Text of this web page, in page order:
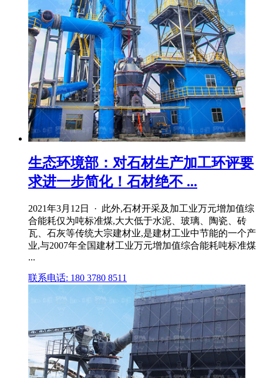
生态环境部：对石材生产加工环评要
求进一步简化！石材绝不 ...
2021年3月12日 · 此外,石材开采及加工业万元增加值综
合能耗仅为吨标准煤,大大低于水泥、玻璃、陶瓷、砖
瓦、石灰等传统大宗建材业,是建材工业中节能的一个产
业,与2007年全国建材工业万元增加值综合能耗吨标准煤
...
联系电话: 180 3780 8511